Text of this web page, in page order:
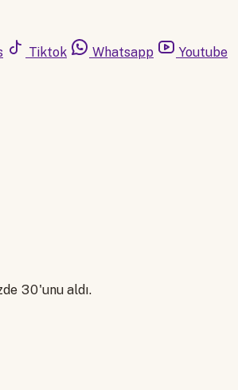
Tiktok Whatsapp Youtube
30'unu aldı.